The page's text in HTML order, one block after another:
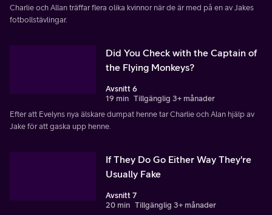
Charlie och Allan träffar flera olika kvinnor när de är med på en av Jakes
fotbollstävlingar.
Did You Check with the Captain of
the Flying Monkeys?
Avsnitt 6
19 min Tillgänglig 3+ månader
Efter att Evelyns nya älskare dumpat henne tar Charlie och Alan hjälp av
Jake för att gaska upp henne.
If They Do Go Either Way They're
Usually Fake
Avsnitt 7
20 min Tillgänglig 3+ månader